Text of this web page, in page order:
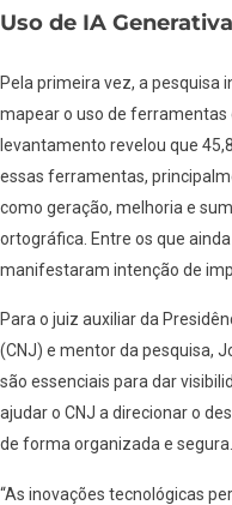
Uso de IA Generativa
Pela primeira vez, a pesquisa
mapear o uso de ferramentas
levantamento revelou que
essas ferramentas,
como geração, melhoria e
ortográfica. Entre os que
manifestaram intenção de
Para o juiz auxiliar da
(CNJ) e mentor da pesquisa,
são essenciais para dar
ajudar o CNJ a direcionar o
de forma organizada e segura.
“As inovações tecnológicas